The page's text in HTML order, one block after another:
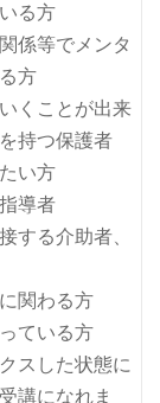
る方
係等でメンタ
方
くことが出来
持つ保護者
い方
導者
する介助者、
関わる方
ている方
スした状態に
講になれま